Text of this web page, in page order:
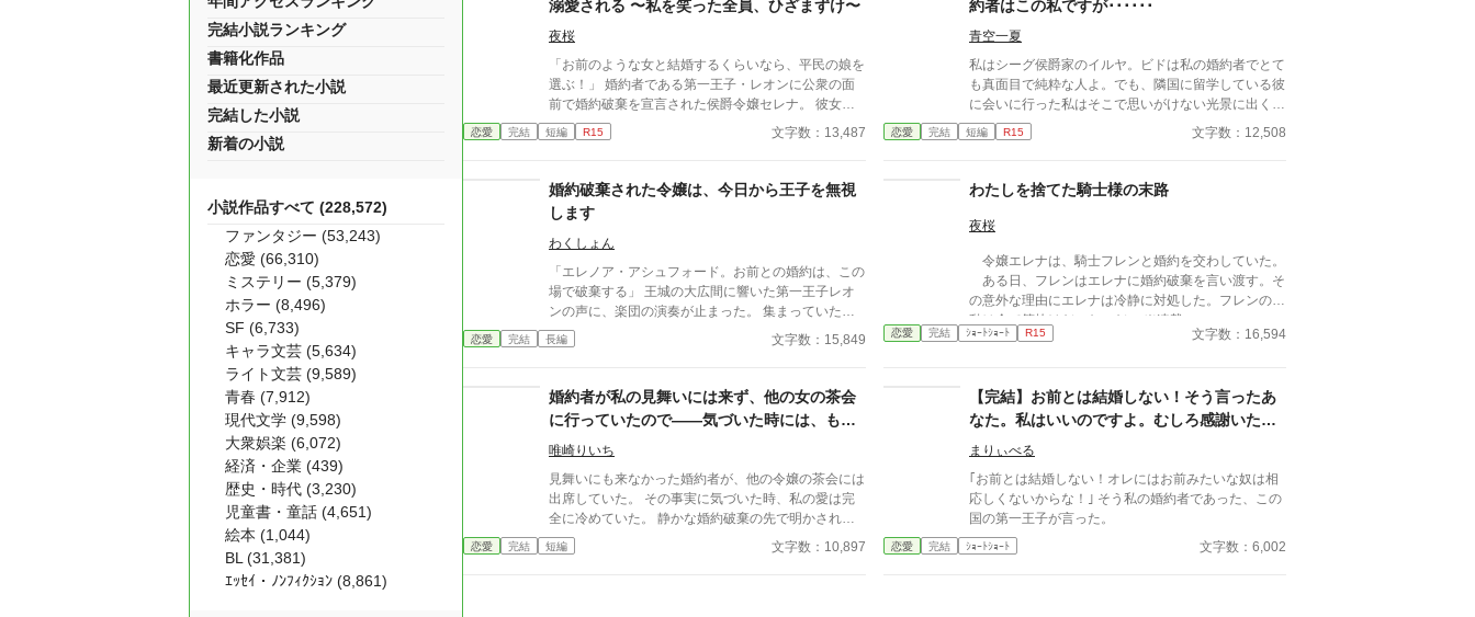
る。 ユリアナは全力を尽くしたものの、多くの犠牲
を出してしまった。 ユリアナはその責任を押し付け
られ、大聖女の称号を剥奪される。リッドからの婚約
破棄に加え、王都からの追放を命じられた。 それか
ら一年。ユリアナはユーリと名を改め、顔を隠し、新
たな職に就いていた。
溺愛される 〜私を笑った全員、ひざまずけ〜
夜桜
「お前のような女と結婚するくらいなら、平民の娘を
選ぶ！」 婚約者である第一王子・レオンに公衆の面
前で婚約破棄を宣言された侯爵令嬢セレナ。 彼女は
涙を見せず、静かに笑った。 ──なぜなら、彼女の中
には“神の声”が響いていたから。 「そなたに、我が祝
て、セレナは瞬く間に癒しと浄化の力を得る。 だが
その力を恐れた王国は、彼女を「魔女」と呼び追放し
た。 ──そして半年後。 隣国の皇帝・ユリウスが病に
倒れ、どんな祈りも届かぬ中、 ただ一人セレナの手
だけが彼の命を繋ぎ止めた。 「……この命、お前に
捧げよう」 「私を嘲った者たちが、どうなるか見て
いなさい」 かつて彼女を追放した王国が、今や彼女
に跪く。 ──これは、“神に選ばれた令嬢”の華麗なる
ざまぁと、 “氷の皇帝”の甘すぎる寵愛の物語。
恋愛 完結 短編 R15 文字数：13,487
約者はこの私ですが･･････
青空一夏
私はシーグ侯爵家のイルヤ。ビドは私の婚約者でとて
も真面目で純粋な人よ。でも、隣国に留学している彼
に会いに行った私はそこで思いがけない光景に出くわ
す。 なんとそこには私を名乗る女がいたの。これっ
てどういうこと？ 婚約者の裏切りにざまぁします。
おりますので一切史実には基づきません。 ※ゆるふ
わ設定のご都合主義です。 ※元サヤはありません。
恋愛 完結 短編 R15 文字数：12,508
婚約破棄された令嬢は、今日から王子を無視
します
わくしょん
「エレノア・アシュフォード。お前との婚約は、この
場で破棄する」 王城の大広間に響いた第一王子レオ
ンの声に、楽団の演奏が止まった。 集まっていた貴
族たちは息をのみ、次の瞬間にはざわめきが広がる。
エレノアはゆっくりと顔を上げた。 目の前では、王
が勝ち誇ったように微笑んでいる。
恋愛 完結 長編 文字数：15,849
わたしを捨てた騎士様の末路
夜桜
令嬢エレナは、騎士フレンと婚約を交わしていた。
ある日、フレンはエレナに婚約破棄を言い渡す。そ
の意外な理由にエレナは冷静に対処した。フレンの行
動は全て筒抜けだったのだ。 ※連載
恋愛 完結 ｼｮｰﾄｼｮｰﾄ R15 文字数：16,594
婚約者が私の見舞いには来ず、他の女の茶会
に行っていたので――気づいた時には、もう
愛は完全に冷めていました
唯崎りいち
見舞いにも来なかった婚約者が、他の令嬢の茶会には
出席していた。 その事実に気づいた時、私の愛は完
全に冷めていた。 静かな婚約破棄の先で明かされる
王家との繋がりと、彼の後悔。
恋愛 完結 短編 文字数：10,897
【完結】お前とは結婚しない！そう言ったあ
なた。私はいいのですよ。むしろ感謝いたし
ますわ。
まりぃべる
｢お前とは結婚しない！オレにはお前みたいな奴は相
応しくないからな！｣ そう私の婚約者であった、この
国の第一王子が言った。
恋愛 完結 ｼｮｰﾄｼｮｰﾄ 文字数：6,002
完結小説ランキング
書籍化作品
最近更新された小説
完結した小説
新着の小説
小説作品すべて (228,572)
ファンタジー (53,243)
恋愛 (66,310)
ミステリー (5,379)
ホラー (8,496)
SF (6,733)
キャラ文芸 (5,634)
ライト文芸 (9,589)
青春 (7,912)
現代文学 (9,598)
大衆娯楽 (6,072)
経済・企業 (439)
歴史・時代 (3,230)
児童書・童話 (4,651)
絵本 (1,044)
BL (31,381)
ｴｯｾｲ・ﾉﾝﾌｨｸｼｮﾝ (8,861)